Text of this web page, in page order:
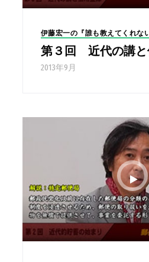
伊藤宏一の『誰も教えてくれな
第３回 近代の講と
2013年9月